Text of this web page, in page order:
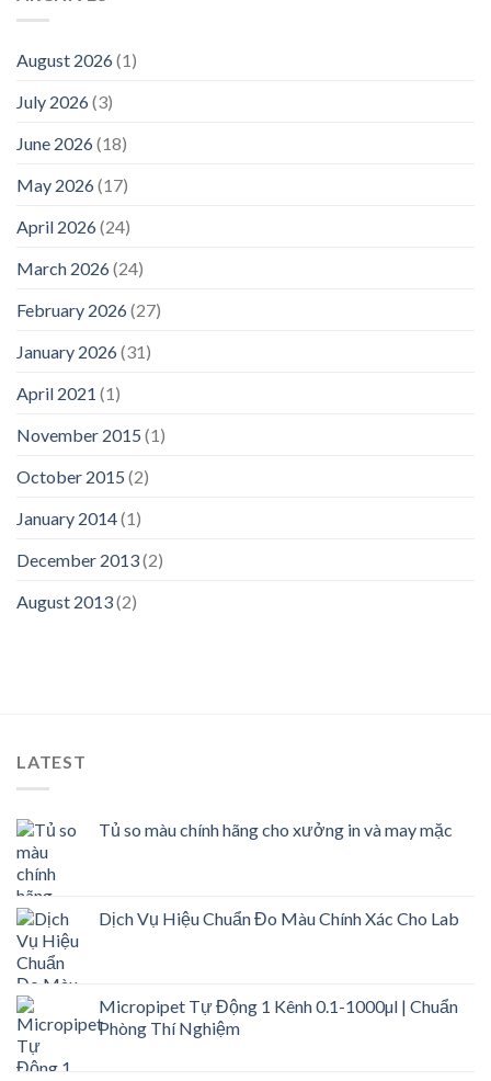
August 2026(1)
July 2026(3)
June 2026(18)
May 2026(17)
April 2026(24)
March 2026(24)
February 2026(27)
January 2026(31)
April 2021 (1)
November 2015 (1)
October 2015 (2)
January 2014(1)
December 2013(2)
August 2013(2)
LATEST
Tủ so màu chính hãng cho xưởng in và may mặc
Dịch Vụ Hiệu Chuẩn Đo Màu Chính Xác Cho Lab
Micropipet Tự Động 1 Kênh 0.1-1000µl | Chuẩn
Phòng Thí Nghiệm